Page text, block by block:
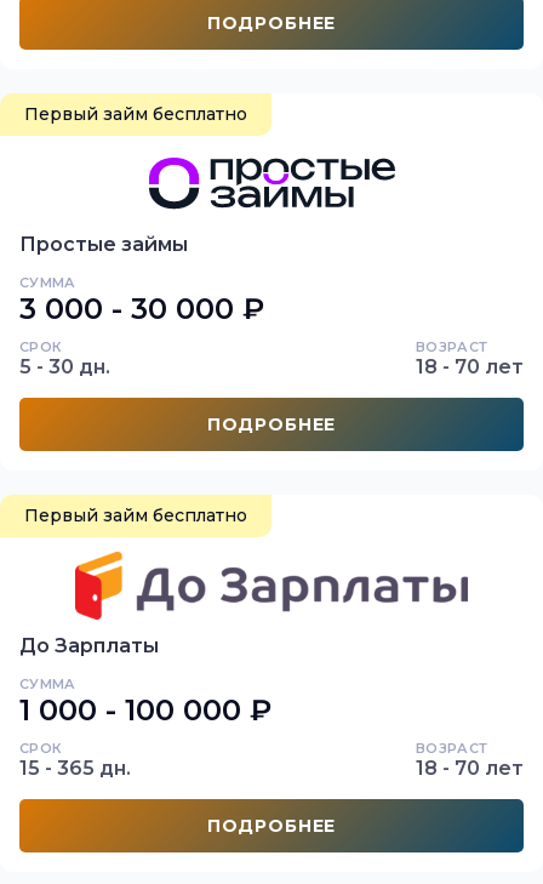
ПОДРОБНЕЕ
Первый займ бесплатно
Простые займы
СУММА
3 000 - 30 000 ₽
СРОК
5 - 30 дн.
ВОЗРАСТ
18 - 70 лет
ПОДРОБНЕЕ
Первый займ бесплатно
До Зарплаты
СУММА
1 000 - 100 000 ₽
СРОК
15 - 365 дн.
ВОЗРАСТ
18 - 70 лет
ПОДРОБНЕЕ